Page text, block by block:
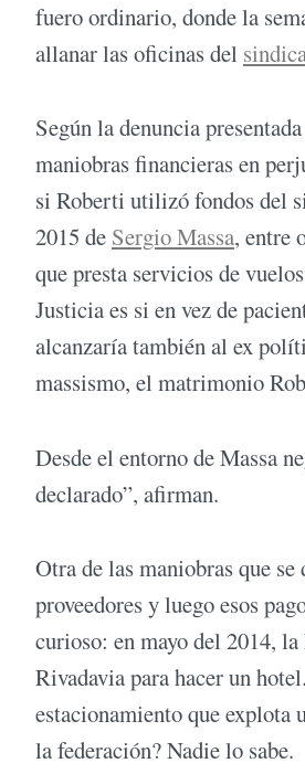
fuero ordinario, donde la
allanar las oficinas del
Según la denuncia
maniobras financieras en
si Roberti utilizó fondos del
2015 de Sergio Massa, entre
que presta servicios de
Justicia es si en vez de
alcanzaría también al ex
massismo, el matrimonio
Desde el entorno de Massa
declarado”, afirman.
Otra de las maniobras que
proveedores y luego esos
curioso: en mayo del 2014,
Rivadavia para hacer un
estacionamiento que explota
la federación? Nadie lo sabe.